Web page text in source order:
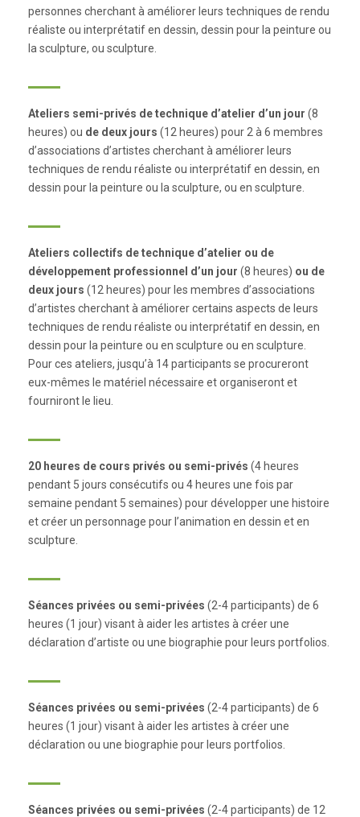
personnes cherchant à améliorer leurs techniques de rendu
réaliste ou interprétatif en dessin, dessin pour la peinture ou
la sculpture, ou sculpture.
Ateliers semi-privés de technique d’atelier d’un jour (8
heures) ou de deux jours (12 heures) pour 2 à 6 membres
d’associations d’artistes cherchant à améliorer leurs
techniques de rendu réaliste ou interprétatif en dessin, en
dessin pour la peinture ou la sculpture, ou en sculpture.
Ateliers collectifs de technique d’atelier ou de
développement professionnel d’un jour (8 heures) ou de
deux jours (12 heures) pour les membres d’associations
d’artistes cherchant à améliorer certains aspects de leurs
techniques de rendu réaliste ou interprétatif en dessin, en
dessin pour la peinture ou en sculpture ou en sculpture.
Pour ces ateliers, jusqu’à 14 participants se procureront
eux-mêmes le matériel nécessaire et organiseront et
fourniront le lieu.
20 heures de cours privés ou semi-privés (4 heures
pendant 5 jours consécutifs ou 4 heures une fois par
semaine pendant 5 semaines) pour développer une histoire
et créer un personnage pour l’animation en dessin et en
sculpture.
Séances privées ou semi-privées (2-4 participants) de 6
heures (1 jour) visant à aider les artistes à créer une
déclaration d’artiste ou une biographie pour leurs portfolios.
Séances privées ou semi-privées (2-4 participants) de 6
heures (1 jour) visant à aider les artistes à créer une
déclaration ou une biographie pour leurs portfolios.
Séances privées ou semi-privées (2-4 participants) de 12